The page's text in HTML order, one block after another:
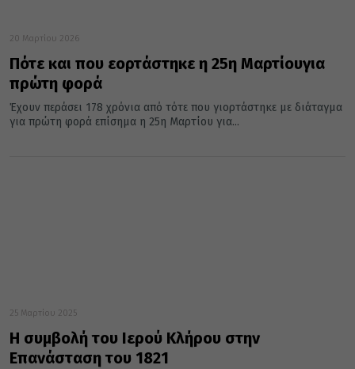
20 Μαρτίου 2026
Πότε και που εορτάστηκε η 25η Μαρτίουγια
πρώτη φορά
Έχουν περάσει 178 χρόνια από τότε που γιορτάστηκε με διάταγμα
για πρώτη φορά επίσημα η 25η Μαρτίου για...
25 Μαρτίου 2025
Η συμβολή του Ιερού Κλήρου στην
Επανάσταση του 1821